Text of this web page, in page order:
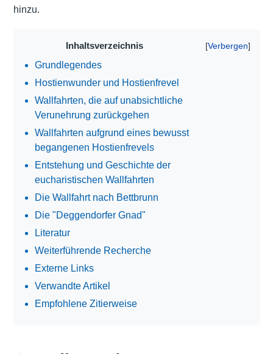
hinzu.
Inhaltsverzeichnis
Grundlegendes
Hostienwunder und Hostienfrevel
Wallfahrten, die auf unabsichtliche
Verunehrung zurückgehen
Wallfahrten aufgrund eines bewusst
begangenen Hostienfrevels
Entstehung und Geschichte der
eucharistischen Wallfahrten
Die Wallfahrt nach Bettbrunn
Die "Deggendorfer Gnad"
Literatur
Weiterführende Recherche
Externe Links
Verwandte Artikel
Empfohlene Zitierweise